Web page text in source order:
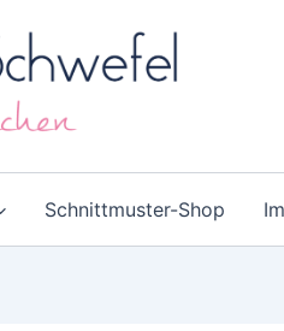
Schnittmuster-Shop